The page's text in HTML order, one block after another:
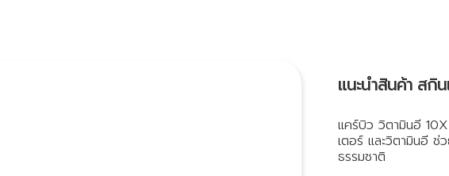
แนะนำสินค้า สกิ
แคร์บิว วิตามินอี
เตอร์ และวิตามินอี ช่
ธรรมชาติ